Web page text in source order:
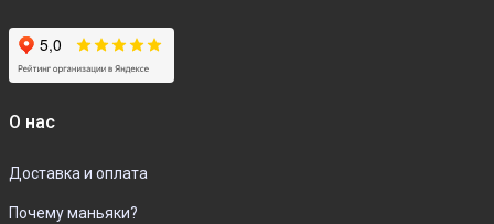
О нас
Доставка и оплата
Почему маньяки?